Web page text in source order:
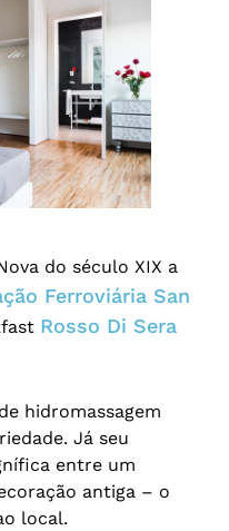
do século XIX a
Ferroviária San
Rosso Di Sera
hidromassagem
Já seu
entre um
antiga – o
local.